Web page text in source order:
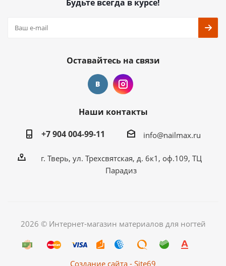
Будьте всегда в курсе!
Оставайтесь на связи
Наши контакты
+7 904 004-99-11
info@nailmax.ru
г. Тверь, ул. Трехсвятская, д. 6к1, оф.109, ТЦ
Парадиз
2026 © Интернет-магазин материалов для ногтей
Создание сайта - Site69